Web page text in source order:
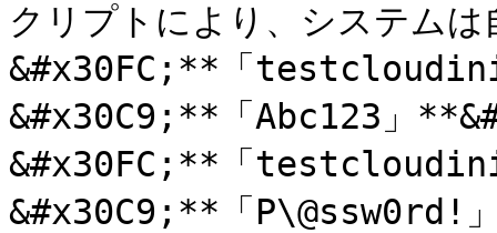
クリプトにより、システムは
&#x30FC;**「
&#x30C9;**「Abc123」
&#x30FC;**「
&#x30C9;**「P\@ssw0rd!